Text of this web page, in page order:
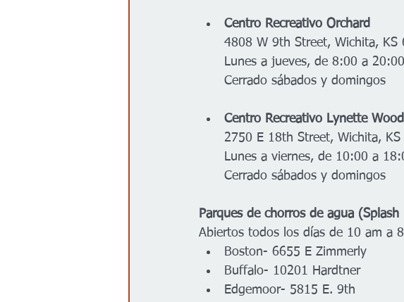
Centro Recreativo Orchard
4808 W 9th Street, Wichita, KS
Lunes a jueves, de 8:00 a
Cerrado sábados y domingos
Centro Recreativo Lynette
2750 E 18th Street, Wichita,
Lunes a viernes, de 10:00 a
Cerrado sábados y domingos
Parques de chorros de agua (Splash
Abiertos todos los días de 10 am a
Boston- 6655 E Zimmerly
Buffalo- 10201 Hardtner
Edgemoor- 5815 E. 9th